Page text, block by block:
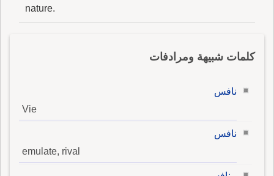
nature.
كلمات شبيهة ومرادفات
نافس
Vie
نافس
emulate, rival